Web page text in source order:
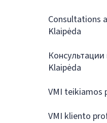
Consultations
Klaipėda
Klaipėda
VMI teikiamos
VMI kliento